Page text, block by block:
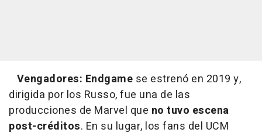
Vengadores: Endgame se estrenó en 2019 y,
dirigida por los Russo, fue una de las
producciones de Marvel que no tuvo escena
post-créditos. En su lugar, los fans del UCM